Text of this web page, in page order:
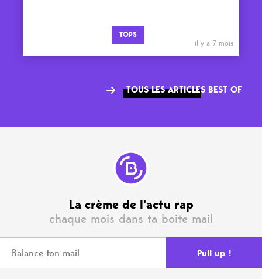
TOPS
il y a 7 mois
TOUS LES ARTICLES BEST OF
La crème de l'actu rap
chaque mois dans ta boite mail